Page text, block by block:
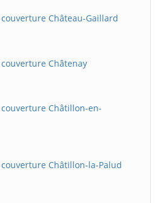
Château-Gaillard
Châtenay
Châtillon-en-
Châtillon-la-Palud